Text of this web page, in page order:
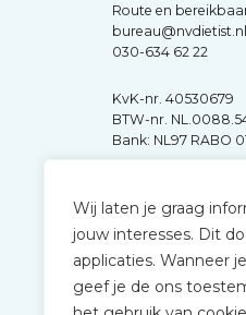
Wij laten je graag
jouw interesses. Dit
applicaties. Wanneer
geef je de ons
Route en
bureau@nvdietist.nl
030-634 62 22
KvK-nr. 40530679
BTW-nr.
Bank: NL97 RABO